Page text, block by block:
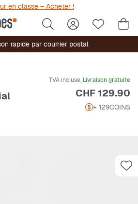
en classe – Acheter !
rapide par courrier postal
TVA incluse, Livraison gratuite
Prix
CHF 129.90
+ 129COINS